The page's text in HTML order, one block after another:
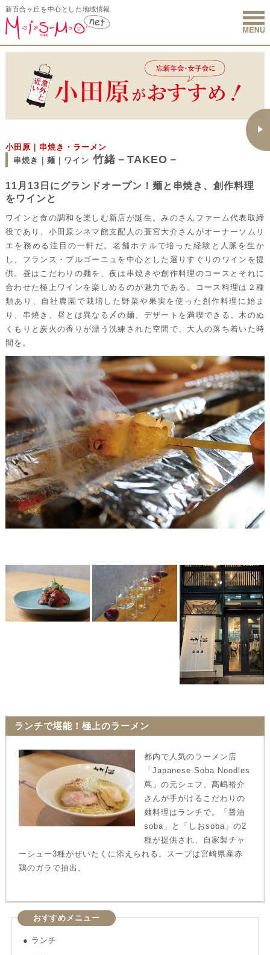
新百合ヶ丘を中心とした地域情報
新百合ヶ
小田原｜串焼き・ラーメン
串焼き｜麺｜ワイン 竹緒－TAKEO－
11月13日にグランドオープン！麺と串焼き、創作料理
をワインと
ワインと食の調和を楽しむ新店が誕生。みのさんファーム代表取締
役であり、小田原シネマ館支配人の蓑宮大介さんがオーナーソムリ
エを務める注目の一軒だ。老舗ホテルで培った経験と人脈を生か
し、フランス・ブルゴーニュを中心とした選りすぐりのワインを提
供。昼はこだわりの麺を、夜は串焼きや創作料理のコースとそれに
合わせた極上ワインを楽しめるのが魅力である。コース料理は２種
類あり、自社農園で栽培した野菜や果実を使った創作料理に始ま
り、串焼き、昼とは異なる〆の麺、デザートを満喫できる。木のぬ
くもりと炭火の香りが漂う洗練された空間で、大人の落ち着いた時
間を。
ランチで堪能！極上のラーメン
都内で人気のラーメン店
「Japanese Soba Noodles
蔦」の元シェフ、髙嶋裕介
さんが手がけるこだわりの
麺料理はランチで。「醤油
soba」と「しおsoba」の2
種が提供され、自家製チャ
ーシュー3種がぜいたくに添えられる。スープは宮崎県産赤
鶏のガラで抽出。
おすすめメニュー
● ランチ